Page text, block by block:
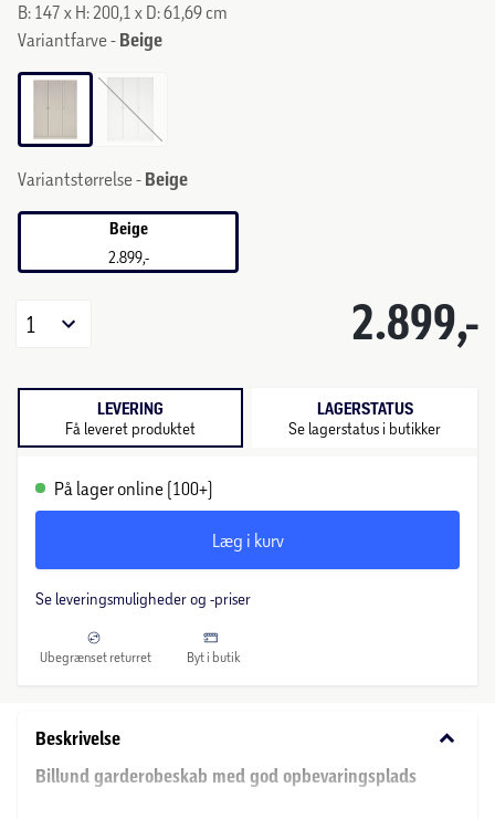
B: 147 x H: 200,1 x D: 61,69 cm
Variantfarve - Beige
Variantstørrelse - Beige
Beige
2.899,-
2.899,-
1
LEVERING
Få leveret produktet
LAGERSTATUS
Se lagerstatus i butikker
På lager online (100+)
Læg i kurv
Se leveringsmuligheder og -priser
Ubegrænset returret Byt i butik
Beskrivelse keyboard_arrow_down
Billund garderobeskab med god opbevaringsplads